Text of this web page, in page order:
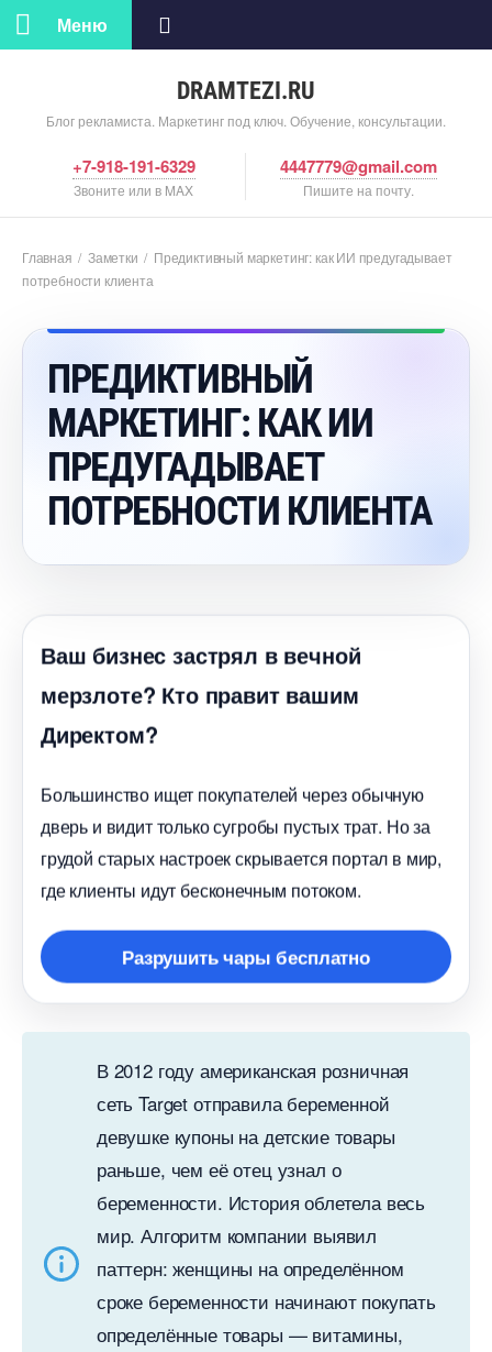
DRAMTEZI.RU
Блог рекламиста. Маркетинг под ключ. Обучение, консультации.
Меню
+7-918-191-6329
Звоните или в MAX
4447779@gmail.com
Пишите на почту.
Главная / Заметки / Предиктивный маркетинг: как ИИ предугадывает
потребности клиента
ПРЕДИКТИВНЫЙ
МАРКЕТИНГ: КАК ИИ
ПРЕДУГАДЫВАЕТ
ПОТРЕБНОСТИ КЛИЕНТА
аш бизнес застрял в вечной
мерзлоте? Кто правит вашим
Директом?
Большинство ищет покупателей через обычную
дверь и видит только сугробы пустых трат. Но за
рудой старых настроек скрывается портал в мир,
де клиенты идут бесконечным потоком.
Разрушить чары бесплатно
2012 году американская розничная
сеть Target отправила беременной
девушке купоны на детские товары
раньше, чем её отец узнал о
еременности. История облетела весь
мир. Алгоритм компании выявил
паттерн: женщины на определённом
сроке беременности начинают покупать
определённые товары — витамины,